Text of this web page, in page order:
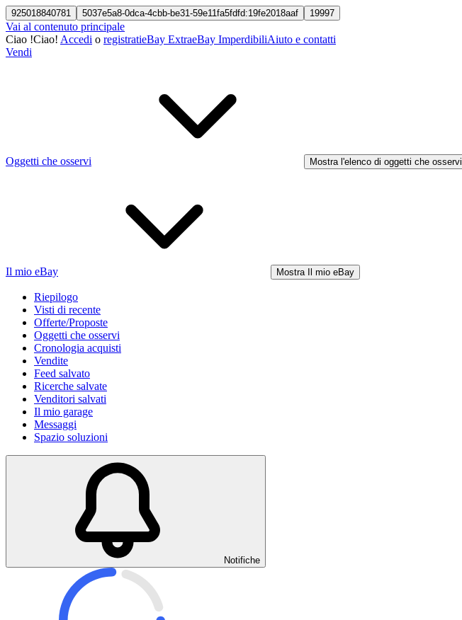
925018840781 5037e5a8-0dca-4cbb-be31-59e11fa5fdfd:19fe2018aaf 19997
Vai al contenuto principale
Ciao !Ciao! Accedi o registratieBay ExtraeBay ImperdibiliAiuto e contatti
Vendi
Oggetti che osservi Mostra l'elenco di oggetti che osservi
Il mio eBay Mostra Il mio eBay
Riepilogo
Visti di recente
Offerte/Proposte
Oggetti che osservi
Cronologia acquisti
Vendite
Feed salvato
Ricerche salvate
Venditori salvati
Il mio garage
Messaggi
Spazio soluzioni
Notifiche